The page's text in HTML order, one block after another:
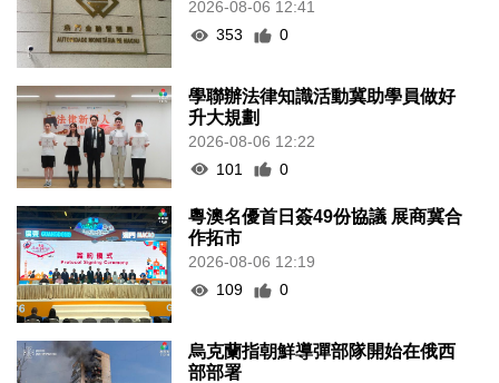
2026-08-06 12:41
353
0
學聯辦法律知識活動冀助學員做好
升大規劃
2026-08-06 12:22
101
0
粵澳名優首日簽49份協議 展商冀合
作拓市
2026-08-06 12:19
109
0
烏克蘭指朝鮮導彈部隊開始在俄西
部部署